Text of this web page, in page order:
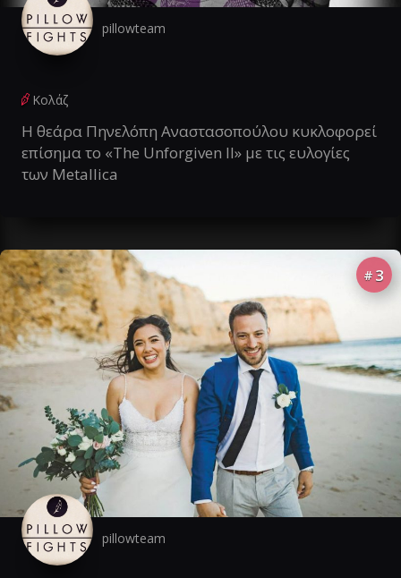
pillowteam
Κολάζ
Η θεάρα Πηνελόπη Αναστασοπούλου κυκλοφορεί
επίσημα το «The Unforgiven II» με τις ευλογίες
των Metallica
# 3
pillowteam